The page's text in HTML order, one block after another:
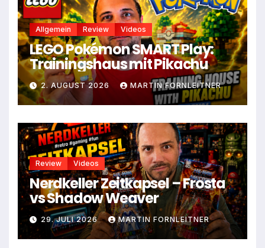
Allgemein Review Videos
LEGO Pokémon SMART Play:
Trainingshaus mit Pikachu
2. AUGUST 2026 MARTIN FORNLEITNER
Review Videos
Nerdkeller Zeitkapsel – Frosta
vs Shadow Weaver
29. JULI 2026 MARTIN FORNLEITNER